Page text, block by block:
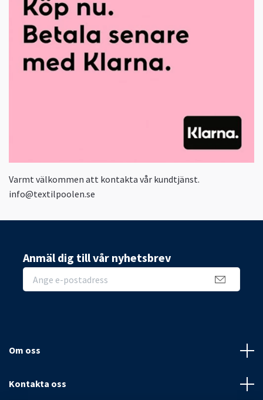
Varmt välkommen att kontakta vår kundtjänst.
info@textilpoolen.se
Anmäl dig till vår nyhetsbrev
Om oss
Kontakta oss